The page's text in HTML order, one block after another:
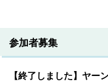
参加者募集
【終了しました】ヤー